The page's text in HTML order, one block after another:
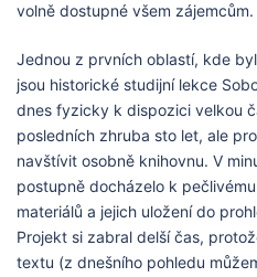
volně dostupné všem zájemcům.
Jednou z prvních oblastí, kde
jsou historické studijní lekce
dnes fyzicky k dispozici velkou
posledních zhruba sto let, ale
navštívit osobně knihovnu. V
postupně docházelo k
materiálů a jejich uložení do
Projekt si zabral delší čas,
textu (z dnešního pohledu